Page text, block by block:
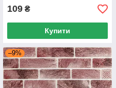
109 ₴
Купити
–9%